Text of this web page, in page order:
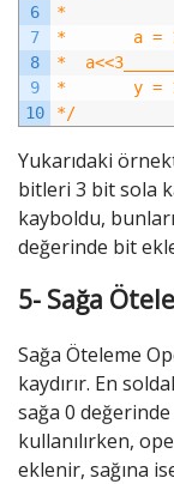
6
7
8
9
10
*
*       a =
*
*       y =
*/
Yukarıdaki
bitleri 3 bit sola
kayboldu,
değerinde bit
5- Sağa
Sağa Öteleme
kaydırır. En
sağa 0
kullanılırken,
eklenir, sağına